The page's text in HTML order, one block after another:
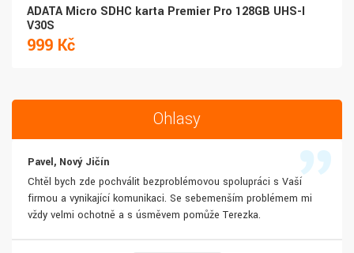
ADATA Micro SDHC karta Premier Pro 128GB UHS-I
V30S
999 Kč
Ohlasy
Pavel, Nový Jičín
Chtěl bych zde pochválit bezproblémovou spolupráci s Vaší
firmou a vynikající komunikaci. Se sebemenším problémem mi
vždy velmi ochotně a s úsměvem pomůže Terezka.